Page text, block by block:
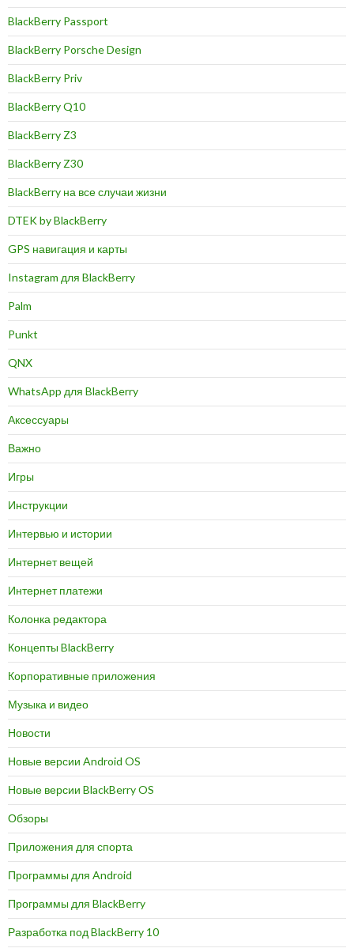
BlackBerry Passport
BlackBerry Porsche Design
BlackBerry Priv
BlackBerry Q10
BlackBerry Z3
BlackBerry Z30
BlackBerry на все случаи жизни
DTEK by BlackBerry
GPS навигация и карты
Instagram для BlackBerry
Palm
Punkt
QNX
WhatsApp для BlackBerry
Аксессуары
Важно
Игры
Инструкции
Интервью и истории
Интернет вещей
Интернет платежи
Колонка редактора
Концепты BlackBerry
Корпоративные приложения
Музыка и видео
Новости
Новые версии Android OS
Новые версии BlackBerry OS
Обзоры
Приложения для спорта
Программы для Android
Программы для BlackBerry
Разработка под BlackBerry 10